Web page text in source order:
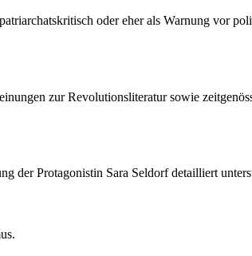
oder eher als Warnung vor
zur Revolutionsliteratur sowie
der Protagonistin Sara Seldorf detailliert